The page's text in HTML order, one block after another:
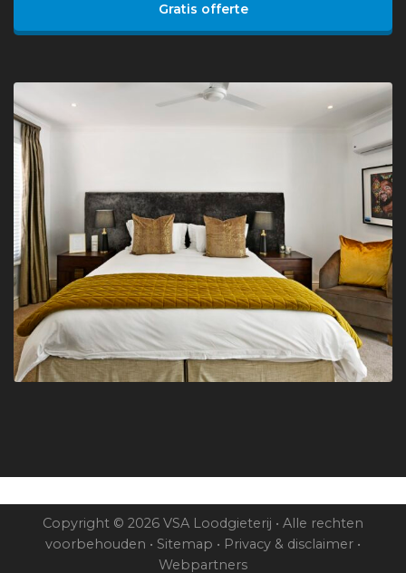
Gratis offerte
Copyright © 2026 VSA Loodgieterij • Alle rechten
voorbehouden • Sitemap • Privacy & disclaimer •
Webpartners